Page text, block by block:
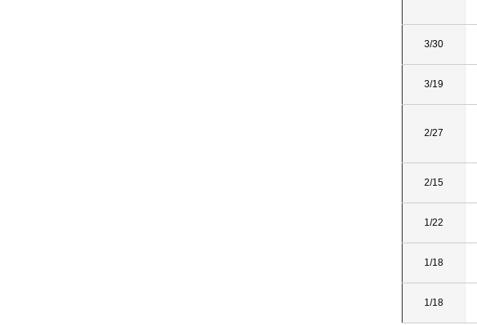
3/30
3/19
2/27
2/15
1/22
1/18
1/18